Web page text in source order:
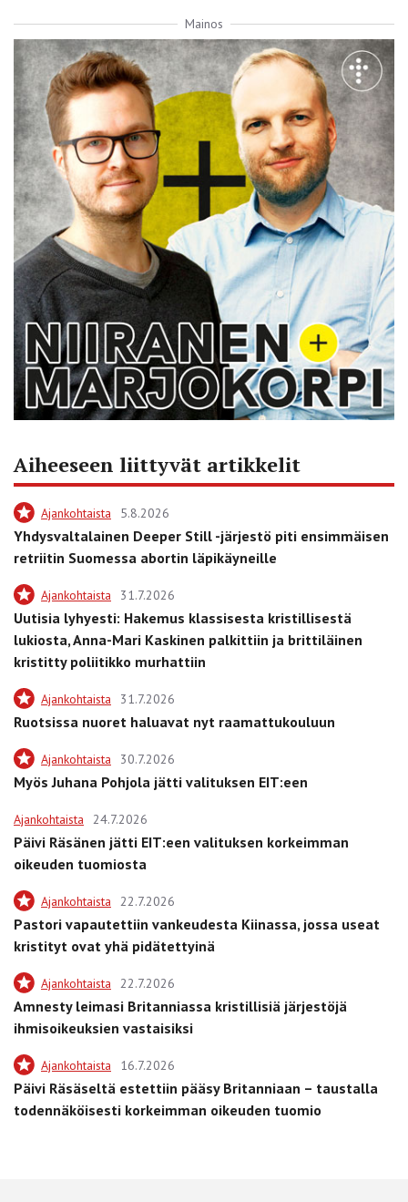
Mainos
Aiheeseen liittyvät artikkelit
Ajankohtaista 5.8.2026
Yhdysvaltalainen Deeper Still -järjestö piti ensimmäisen
retriitin Suomessa abortin läpikäyneille
Ajankohtaista 31.7.2026
Uutisia lyhyesti: Hakemus klassisesta kristillisestä
lukiosta, Anna-Mari Kaskinen palkittiin ja brittiläinen
kristitty poliitikko murhattiin
Ajankohtaista 31.7.2026
Ruotsissa nuoret haluavat nyt raamattukouluun
Ajankohtaista 30.7.2026
Myös Juhana Pohjola jätti valituksen EIT:een
Ajankohtaista 24.7.2026
Päivi Räsänen jätti EIT:een valituksen korkeimman
oikeuden tuomiosta
Ajankohtaista 22.7.2026
Pastori vapautettiin vankeudesta Kiinassa, jossa useat
kristityt ovat yhä pidätettyinä
Ajankohtaista 22.7.2026
Amnesty leimasi Britanniassa kristillisiä järjestöjä
ihmisoikeuksien vastaisiksi
Ajankohtaista 16.7.2026
Päivi Räsäseltä estettiin pääsy Britanniaan – taustalla
todennäköisesti korkeimman oikeuden tuomio